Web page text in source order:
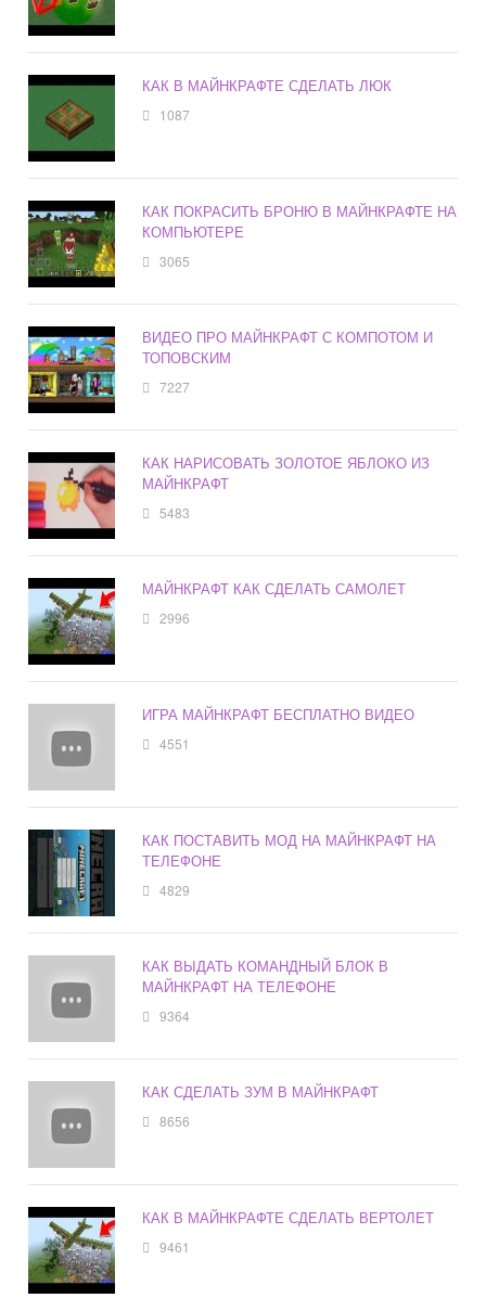
КАК В МАЙНКРАФТЕ СДЕЛАТЬ ЛЮК
1087
КАК ПОКРАСИТЬ БРОНЮ В МАЙНКРАФТЕ НА
КОМПЬЮТЕРЕ
3065
ВИДЕО ПРО МАЙНКРАФТ С КОМПОТОМ И
ТОПОВСКИМ
7227
КАК НАРИСОВАТЬ ЗОЛОТОЕ ЯБЛОКО ИЗ
МАЙНКРАФТ
5483
МАЙНКРАФТ КАК СДЕЛАТЬ САМОЛЕТ
2996
ИГРА МАЙНКРАФТ БЕСПЛАТНО ВИДЕО
4551
КАК ПОСТАВИТЬ МОД НА МАЙНКРАФТ НА
ТЕЛЕФОНЕ
4829
КАК ВЫДАТЬ КОМАНДНЫЙ БЛОК В
МАЙНКРАФТ НА ТЕЛЕФОНЕ
9364
КАК СДЕЛАТЬ ЗУМ В МАЙНКРАФТ
8656
КАК В МАЙНКРАФТЕ СДЕЛАТЬ ВЕРТОЛЕТ
9461